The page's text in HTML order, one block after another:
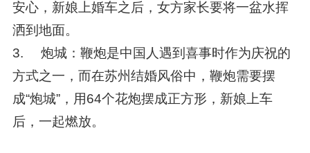
安心，新娘上婚车之后，女方家长要将一盆水挥
洒到地面。
3. 炮城：鞭炮是中国人遇到喜事时作为庆祝的
方式之一，而在苏州结婚风俗中，鞭炮需要摆
成“炮城”，用64个花炮摆成正方形，新娘上车
后，一起燃放。